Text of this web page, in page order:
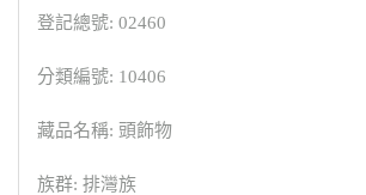
登記總號: 02460
分類編號: 10406
藏品名稱: 頭飾物
族群: 排灣族